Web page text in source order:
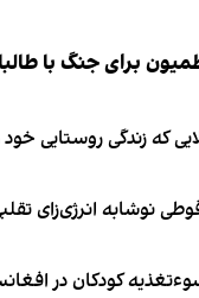
برای جنگ با
که زندگی روستایی خود
کودکان در